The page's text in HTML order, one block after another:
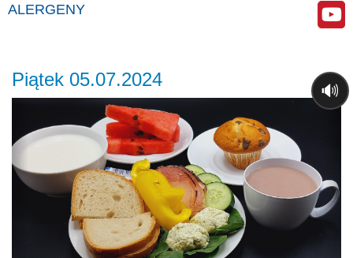
ALERGENY
Piątek 05.07.2024
🔊